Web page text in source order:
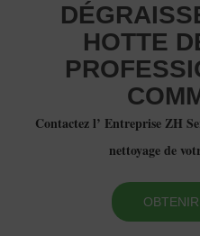
HOTTE
Contactez l’ Entreprise ZH
nettoyage de